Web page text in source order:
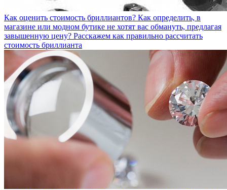
Как оценить стоимость бриллиантов? Как определить, в
магазине или модном бутике не хотят вас обмануть, предлагая
завышенную цену? Расскажем как правильно рассчитать
стоимость бриллианта